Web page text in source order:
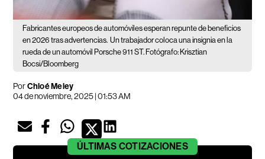
Fabricantes europeos de automóviles esperan repunte de beneficios
en 2026 tras advertencias. Un trabajador coloca una insignia en la
rueda de un automóvil Porsche 911 ST. Fotógrafo: Krisztian
Bocsi/Bloomberg
PorChloé Meley
04 de noviembre, 2025 | 01:53 AM
ÚLTIMAS COTIZACIONES